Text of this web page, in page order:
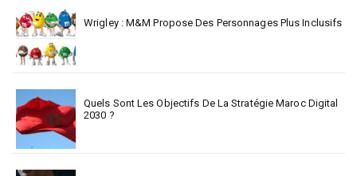
Wrigley : M&M Propose Des Personnages Plus Inclusifs
Quels Sont Les Objectifs De La Stratégie Maroc Digital
2030 ?